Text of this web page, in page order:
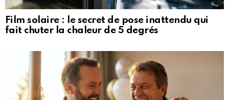
Film solaire : le secret de pose inattendu qui
fait chuter la chaleur de 5 degrés